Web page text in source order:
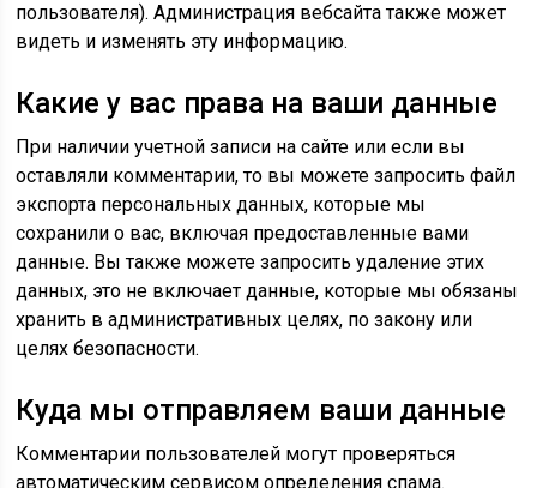
пользователя). Администрация вебсайта также может
видеть и изменять эту информацию.
Какие у вас права на ваши данные
При наличии учетной записи на сайте или если вы
оставляли комментарии, то вы можете запросить файл
экспорта персональных данных, которые мы
сохранили о вас, включая предоставленные вами
данные. Вы также можете запросить удаление этих
данных, это не включает данные, которые мы обязаны
хранить в административных целях, по закону или
целях безопасности.
Куда мы отправляем ваши данные
Комментарии пользователей могут проверяться
автоматическим сервисом определения спама.